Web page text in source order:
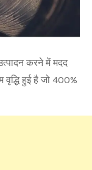
करने में मदद
हुई है जो 400%